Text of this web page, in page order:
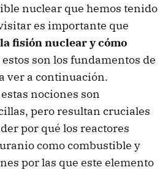
nuclear que hemos tenido
es importante que
fisión nuclear y cómo
estos son los fundamentos de
ver a continuación.
nociones son
pero resultan cruciales
por qué los reactores
como combustible y
por las que este elemento